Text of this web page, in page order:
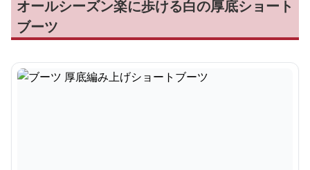
オールシーズン楽に歩ける白の厚底ショート
ブーツ